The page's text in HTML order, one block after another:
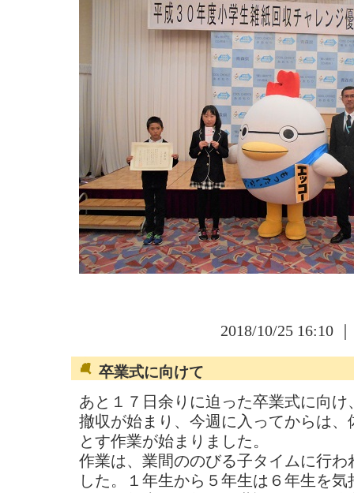
2018/10/25 16:10
卒業式に向けて
あと１７日余りに迫った卒業式に向
撤収が始まり、今週に入ってからは
とす作業が始まりました。
作業は、業間ののびる子タイムに行
した。１年生から５年生は６年生を